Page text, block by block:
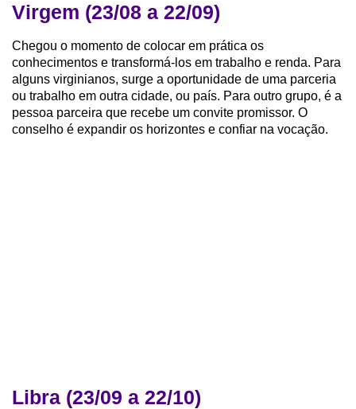
Virgem (23/08 a 22/09)
Chegou o momento de colocar em prática os
conhecimentos e transformá-los em trabalho e renda. Para
alguns virginianos, surge a oportunidade de uma parceria
ou trabalho em outra cidade, ou país. Para outro grupo, é a
pessoa parceira que recebe um convite promissor. O
conselho é expandir os horizontes e confiar na vocação.
Libra (23/09 a 22/10)